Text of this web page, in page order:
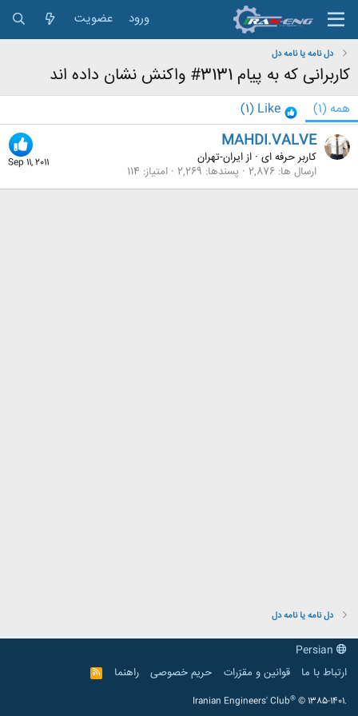
ورود عضویت
دل نامه یا نامه دل
کاربرانی که به پیام 3131# واکنش نشان داده اند
همه (1)
Like
(1)
Sep 11, 2011
MAHDI.VALVE
کاربر حرفه ای · ازایران-تهران
ارسال ها 2,876 پسندها 2,269 امتیاز 114
دل نامه یا نامه دل
ارتباط با ما
قوانین و مقرّرات حریم خصوصی راهنما
R
S
Iranian Engineers' Club® © 1385-1401.